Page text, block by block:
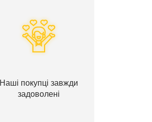
Наші покупці завжди
задоволені